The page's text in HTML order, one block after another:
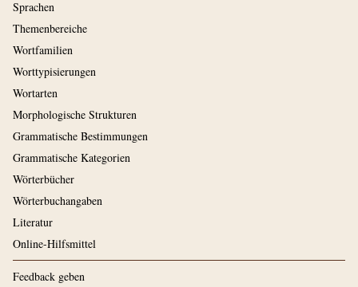
Sprachen
Themenbereiche
Wortfamilien
Worttypisierungen
Wortarten
Morphologische Strukturen
Grammatische Bestimmungen
Grammatische Kategorien
Wörterbücher
Wörterbuchangaben
Literatur
Online-Hilfsmittel
Feedback geben